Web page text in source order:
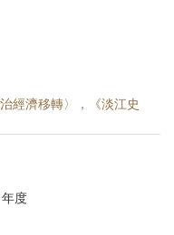
經濟移轉〉，《淡江史
度